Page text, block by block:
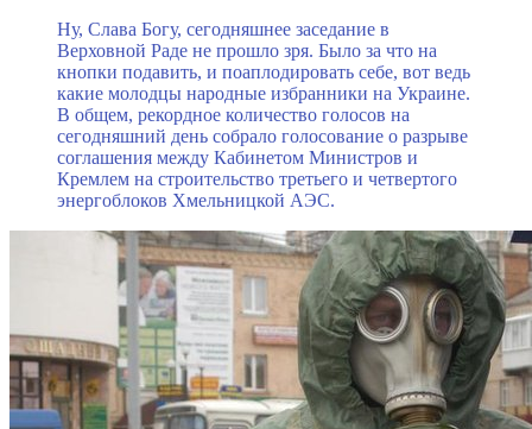
Ну, Слава Богу, сегодняшнее заседание в
Верховной Раде не прошло зря. Было за что на
кнопки подавить, и поаплодировать себе, вот ведь
какие молодцы народные избранники на Украине.
В общем, рекордное количество голосов на
сегодняшний день собрало голосование о разрыве
соглашения между Кабинетом Министров и
Кремлем на строительство третьего и четвертого
энергоблоков Хмельницкой АЭС.